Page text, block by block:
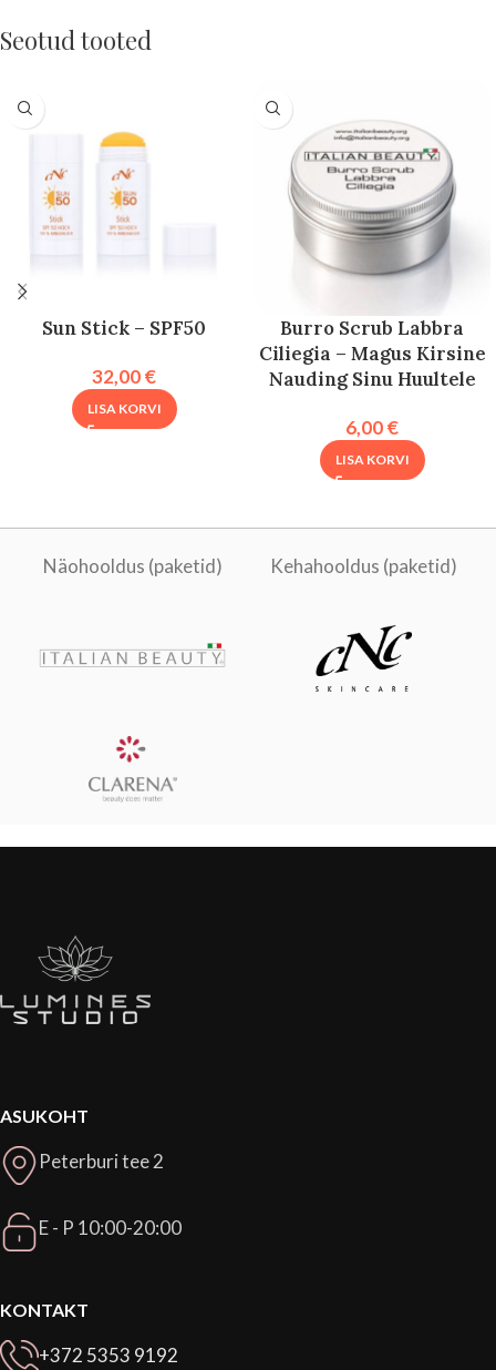
Seotud tooted
Sun Stick – SPF50
32,00€
LISA KORVI
Burro Scrub Labbra
Ciliegia – Magus Kirsine
Nauding Sinu Huultele
6,00€
LISA KORVI
Näohooldus (paketid) Kehahooldus (paketid)
ASUKOHT
Peterburi tee 2
E - P 10:00-20:00
KONTAKT
+372 5353 9192